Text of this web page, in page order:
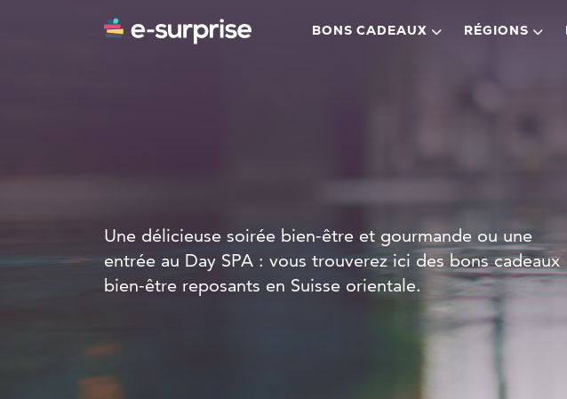
BONS CADEAUX RÉGIONS
Une délicieuse soirée bien-être et gourmande ou une
entrée au Day SPA : vous trouverez ici des bons cadeaux
bien-être reposants en Suisse orientale.